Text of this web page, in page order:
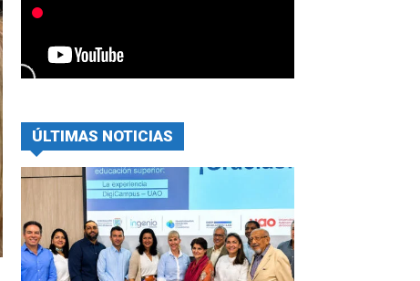
ÚLTIMAS NOTICIAS